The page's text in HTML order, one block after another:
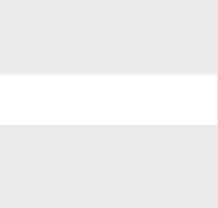
consentì di